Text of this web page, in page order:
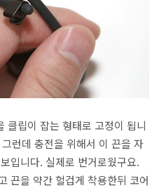
클립이 잡는 형태로 고정이 됩니
런데 충전을 위해서 이 끈을 자
입니다. 실제로 번거로웠구요.
끈을 약간 헐겁게 착용한뒤 코어